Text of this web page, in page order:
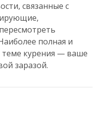
связанные с
полная и
курения — ваше
заразой.